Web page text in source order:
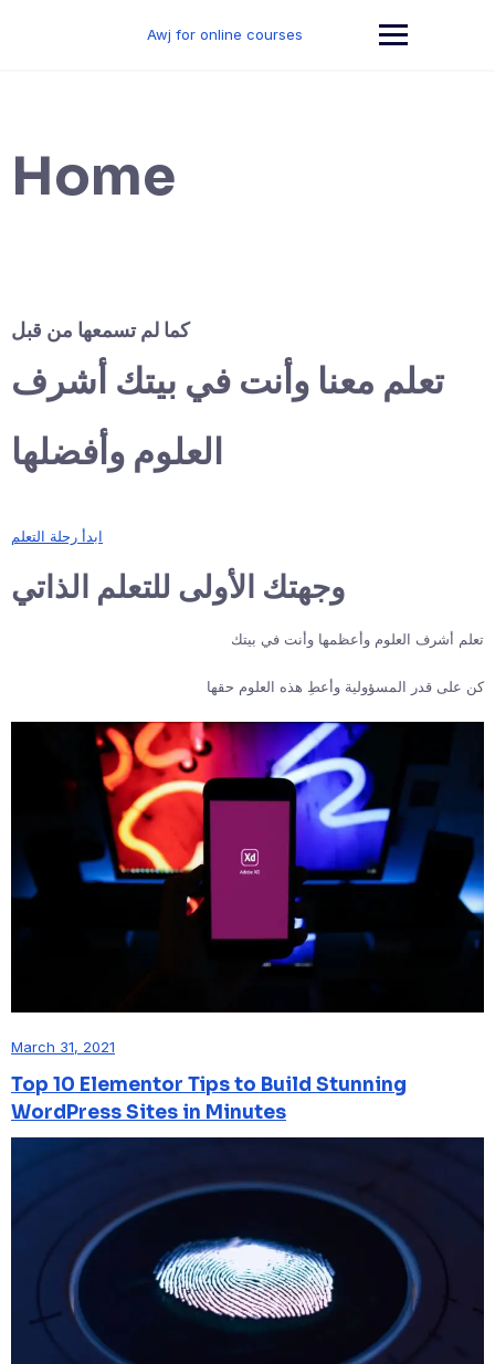
Awj for online courses
Home
كما لم تسمعها من قبل
تعلم معنا وأنت في بيتك أشرف
العلوم وأفضلها
ابدأ رحلة التعلم
وجهتك الأولى للتعلم الذاتي
تعلم أشرف العلوم وأعظمها وأنت في بيتك
كن على قدر المسؤولية وأعطِ هذه العلوم حقها
March 31, 2021
Top 10 Elementor Tips to Build Stunning
WordPress Sites in Minutes